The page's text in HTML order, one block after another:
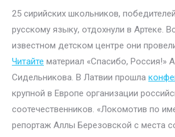
25 сирийских школьников,
русскому языку, отдохнули в Артеке.
известном детском центре они
Читайте материал «Спасибо, Россия!»
Сидельникова. В Латвии прошла
крупной в Европе организации
соотечественников. «Локомотив по
репортаж Аллы Березовской с места